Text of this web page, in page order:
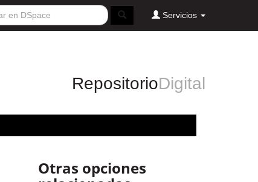
Servicios
RepositorioDigital
Otras opciones